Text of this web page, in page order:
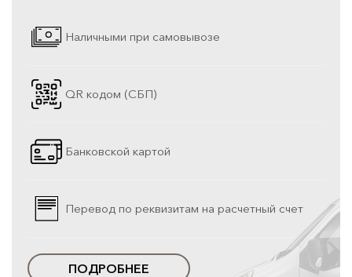
Наличными при самовывозе
QR кодом (СБП)
Банковской картой
Перевод по реквизитам на расчетный счет
ПОДРОБНЕЕ